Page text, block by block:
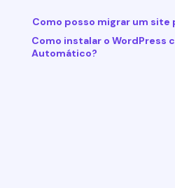
Como posso migrar um site
Como instalar o WordPress
Automático?